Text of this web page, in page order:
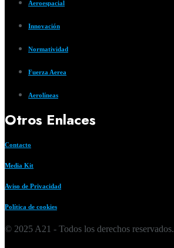
Aeroespacial
Innovación
Normatividad
Fuerza Aerea
Aerolíneas
Otros Enlaces
Contacto
Media Kit
Aviso de Privacidad
Política de cookies
© 2025 A21 - Todos los derechos reservados.